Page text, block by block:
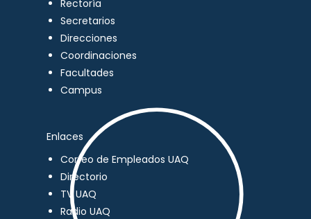
Rectoría
Secretarios
Direcciones
Coordinaciones
Facultades
Campus
Enlaces
Correo de Empleados UAQ
Directorio
TV UAQ
Radio UAQ